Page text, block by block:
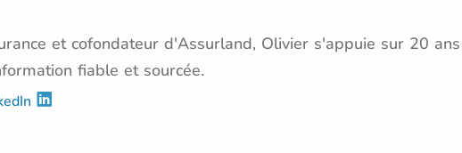
et cofondateur d'Assurland, Olivier s'appuie sur 20
fiable et sourcée.